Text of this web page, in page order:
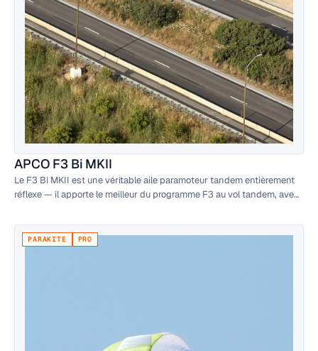
APCO F3 Bi MKII
Le F3 Bi MKII est une véritable aile paramoteur tandem entièrement
réflexe — il apporte le meilleur du programme F3 au vol tandem, avec
PARAKITE PRO